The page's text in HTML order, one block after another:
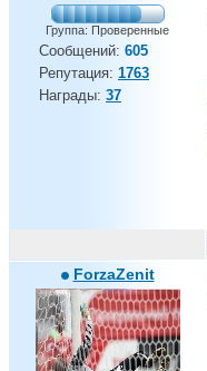
Группа: Проверенные
Сообщений: 605
Репутация: 1763
Награды: 37
ForzaZenit